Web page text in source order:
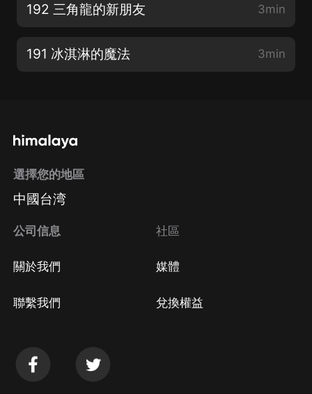
192 三角龍的新朋友 3min
191 冰淇淋的魔法 3min
選擇您的地區
中國台湾
公司信息
關於我們
聯繫我們
社區
媒體
兌換權益